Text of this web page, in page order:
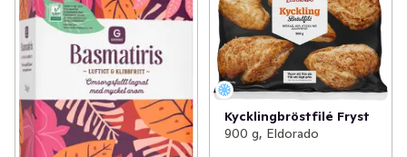
Kycklingbröstfilé Fryst
900 g, Eldorado